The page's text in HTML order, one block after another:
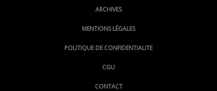
@montpellierpoinginfo
@LePoingMontpellier
ARCHIVES
MENTIONS LÉGALES
POLITIQUE DE CONFIDENTIALITE
CGU
CONTACT